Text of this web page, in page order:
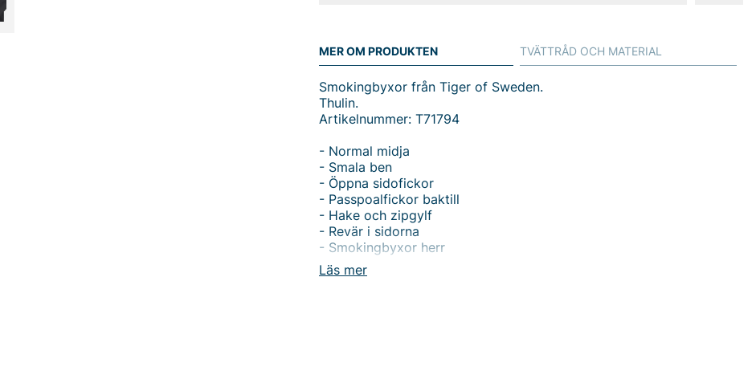
MER OM PRODUKTEN
Läs mer
Smokingbyxor från Tiger of Sweden.
Thulin.
Artikelnummer: T71794
- Normal midja
- Smala ben
- Öppna sidofickor
- Passpoalfickor baktill
- Hake och zipgylf
- Revär i sidorna
- Smokingbyxor herr
Upptäck Thulin Byxa från Tiger Man - en smokinginspirerad byxa för
TVÄTTRÅD OCH MATERIAL